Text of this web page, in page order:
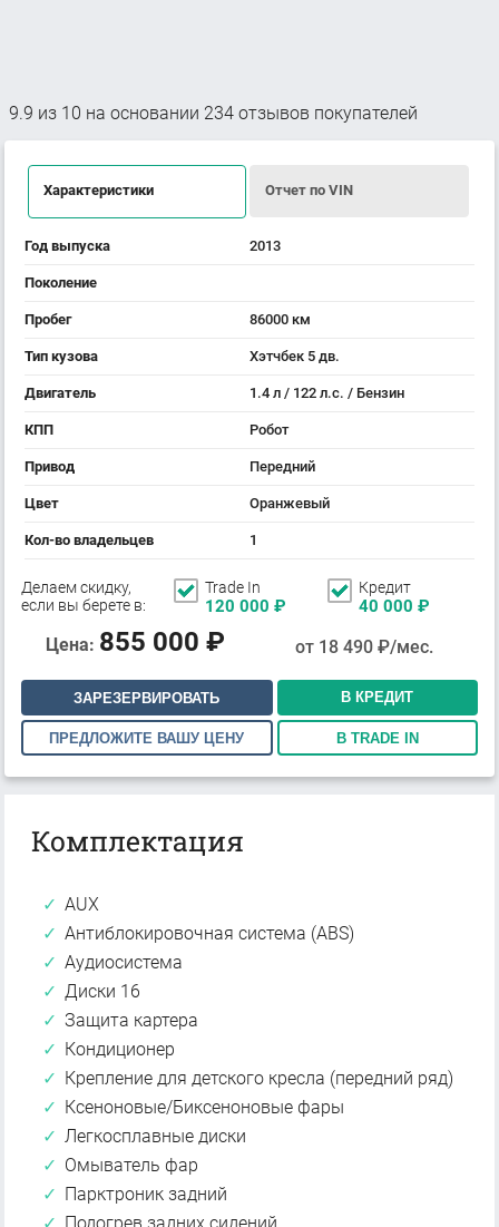
9.9 из 10 на основании 234 отзывов покупателей
Характеристики Отчет по VIN
Год выпуска 2013
Поколение
Пробег 86000 км
Тип кузова Хэтчбек 5 дв.
Двигатель 1.4 л / 122 л.с. / Бензин
КПП Робот
Привод Передний
Цвет Оранжевый
Кол-во владельцев 1
Делаем скидку,
если вы берете в:
Trade In
120 000 ₽
Кредит
40 000 ₽
Цена: 855 000 ₽ от 18 490₽/мес.
ЗАРЕЗЕРВИРОВАТЬ В КРЕДИТ
ПРЕДЛОЖИТЕ ВАШУ ЦЕНУ В TRADE IN
Комплектация
AUX
Антиблокировочная система (ABS)
Аудиосистема
Диски 16
Защита картера
Кондиционер
Крепление для детского кресла (передний ряд)
Ксеноновые/Биксеноновые фары
Легкосплавные диски
Омыватель фар
Парктроник задний